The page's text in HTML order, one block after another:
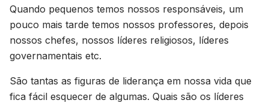
Quando pequenos temos nossos responsáveis, um
pouco mais tarde temos nossos professores, depois
nossos chefes, nossos líderes religiosos, líderes
governamentais etc.
São tantas as figuras de liderança em nossa vida que
fica fácil esquecer de algumas. Quais são os líderes